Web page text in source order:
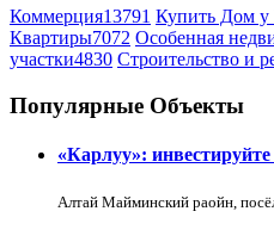
Коммерция13791 Купить Дом
Квартиры7072 Особенная
участки4830 Строительство и
Популярные Объекты
«Карлуу»:
Алтай Майминский раойн,